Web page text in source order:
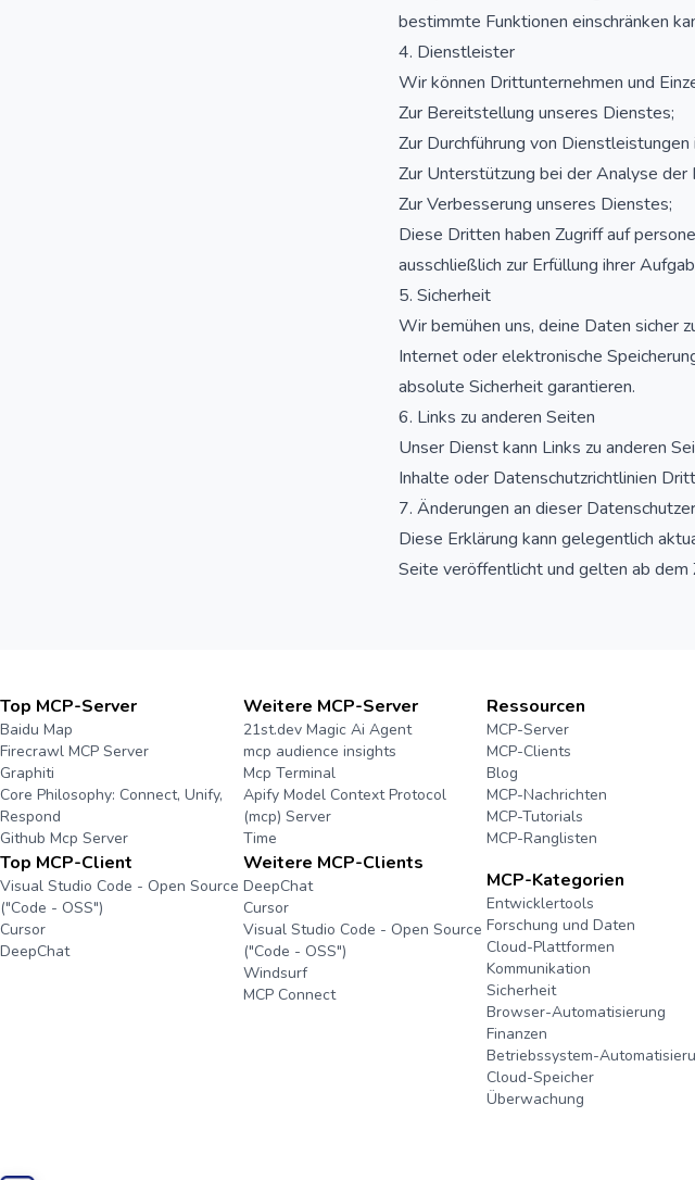
bestimmte Funktionen einschränken
4. Dienstleister
Wir können Drittunternehmen und
Zur Bereitstellung unseres Dienstes;
Zur Durchführung von Dienstleistungen
Zur Unterstützung bei der Analyse der
Zur Verbesserung unseres Dienstes;
Diese Dritten haben Zugriff auf
ausschließlich zur Erfüllung ihrer
5. Sicherheit
Wir bemühen uns, deine Daten sicher
Internet oder elektronische
absolute Sicherheit garantieren.
6. Links zu anderen Seiten
Unser Dienst kann Links zu anderen
Inhalte oder Datenschutzrichtlinien
7. Änderungen an dieser
Diese Erklärung kann gelegentlich
Seite veröffentlicht und gelten ab
Top MCP-Server
Baidu Map
Firecrawl MCP Server
Graphiti
Core Philosophy: Connect, Unify,
Respond
Github Mcp Server
Top MCP-Client
Visual Studio Code - Open Source
("Code - OSS")
Cursor
DeepChat
Weitere MCP-Server
21st.dev Magic Ai Agent
mcp audience insights
Mcp Terminal
Apify Model Context Protocol
(mcp) Server
Time
Weitere MCP-Clients
DeepChat
Cursor
Visual Studio Code - Open Source
("Code - OSS")
Windsurf
MCP Connect
Ressourcen
MCP-Server
MCP-Clients
Blog
MCP-Nachrichten
MCP-Tutorials
MCP-Ranglisten
MCP-Kategorien
Entwicklertools
Forschung und Daten
Cloud-Plattformen
Kommunikation
Sicherheit
Browser-Automatisierung
Finanzen
Betriebssystem-
Cloud-Speicher
Überwachung